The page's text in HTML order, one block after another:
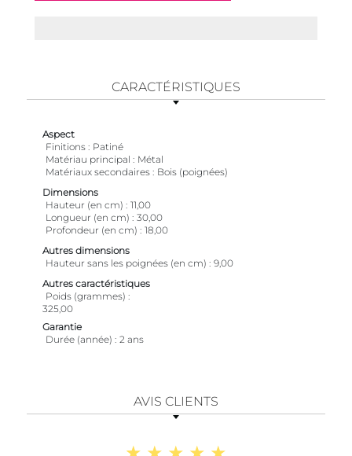
CARACTÉRISTIQUES
Aspect
Finitions
Patiné
Matériau principal
Métal
Matériaux secondaires
Bois (poignées)
Dimensions
Hauteur (en cm)
11,00
Longueur (en cm)
30,00
Profondeur (en cm)
18,00
Autres dimensions
Hauteur sans les poignées (en cm)
9,00
Autres caractéristiques
Poids (grammes)
325,00
Garantie
Durée (année)
2 ans
AVIS CLIENTS